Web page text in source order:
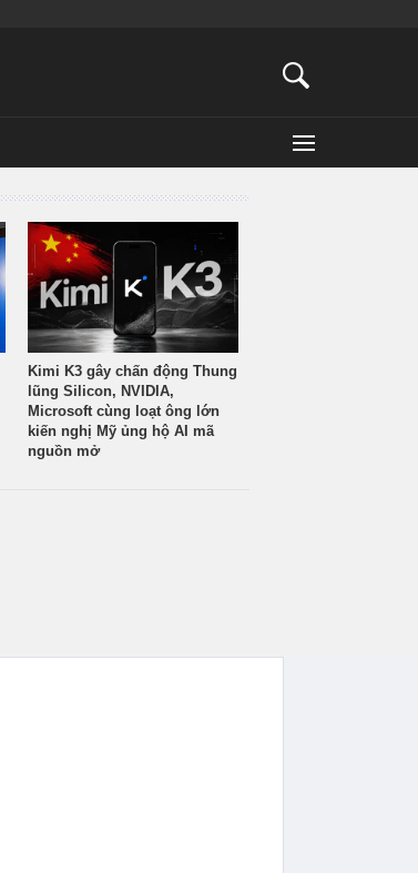
Kimi K3 gây chấn động Thung
lũng Silicon, NVIDIA,
Microsoft cùng loạt ông lớn
kiến nghị Mỹ ủng hộ AI mã
nguồn mở